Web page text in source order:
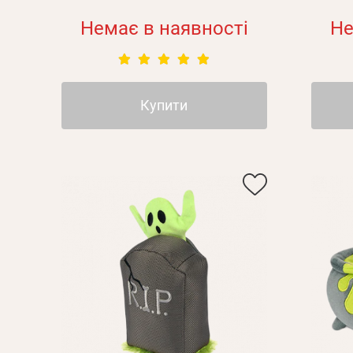
Немає в наявності
Купити
Вам